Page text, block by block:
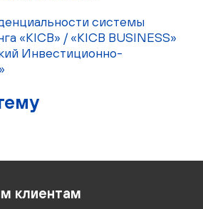
системы
«KICB» / «KICB BUSINESS»
Инвестиционно-
клиентам